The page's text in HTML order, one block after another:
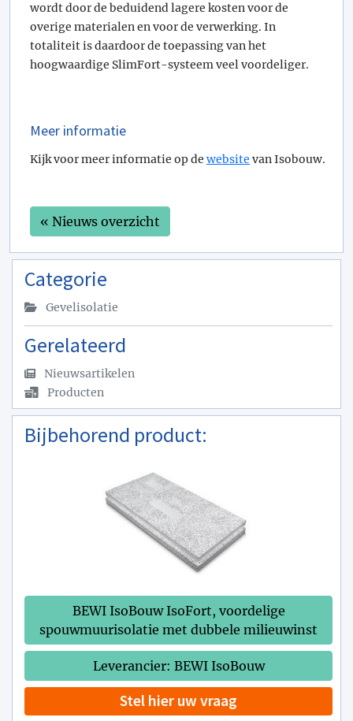
wordt door de beduidend lagere kosten voor de
overige materialen en voor de verwerking. In
totaliteit is daardoor de toepassing van het
hoogwaardige SlimFort-systeem veel voordeliger.
Meer informatie
Kijk voor meer informatie op de website van Isobouw.
« Nieuws overzicht
Categorie
Gevelisolatie
Gerelateerd
Nieuwsartikelen
Producten
Bijbehorend product:
BEWI IsoBouw IsoFort, voordelige
spouwmuurisolatie met dubbele milieuwinst
Leverancier: BEWI IsoBouw
Stel hier uw vraag